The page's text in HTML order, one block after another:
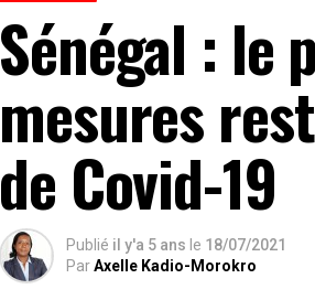
Sénégal : le
mesures
de Covid-19
Publié il y'a 5 ans le 18/07/2021
ParAxelle Kadio-Morokro